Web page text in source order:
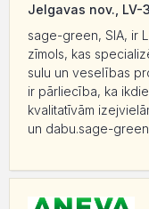
Jelgavas nov., LV-
sage-green, SIA, ir
zīmols, kas
sulu un veselības
ir pārliecība, ka
kvalitatīvām
un dabu.sage-